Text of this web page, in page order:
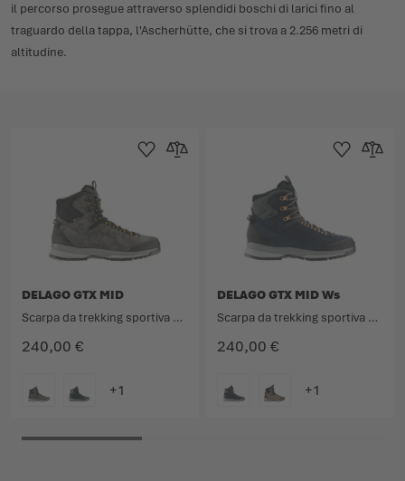
il percorso prosegue attraverso splendidi boschi di larici fino al
traguardo della tappa, l'Ascherhütte, che si trova a 2.256 metri di
altitudine.
240,00 €
DELAGO GTX MID
Scarpa da trekking sportiva con qualità da avvicinamento.
Aggiungi alla Lista dei Desideri
Aggiungi al confronto
240,00 €
DELAGO GTX MID Ws
Scarpa da trekking sportiva con qualità da avvicinamento.
Aggiungi alla